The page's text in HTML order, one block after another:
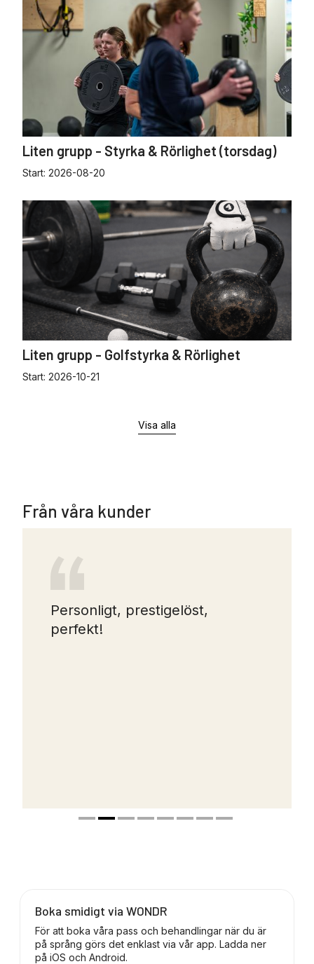
Liten grupp - Styrka & Rörlighet (torsdag)
Start: 2026-08-20
Liten grupp - Golfstyrka & Rörlighet
Start: 2026-10-21
Visa alla
Från våra kunder
Personligt, prestigelöst,
perfekt!
Boka smidigt via WONDR
För att boka våra pass och behandlingar när du är
på språng görs det enklast via vår app. Ladda ner
på iOS och Android.